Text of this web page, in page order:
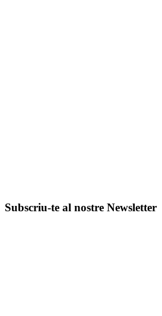
Subscriu-te al nostre Newsletter